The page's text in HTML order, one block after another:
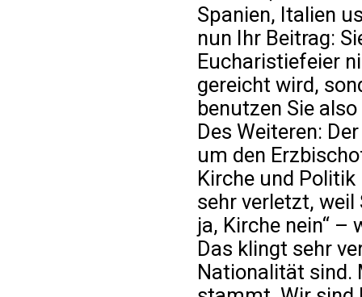
Spanien, Italien
nun Ihr Beitrag:
Eucharistiefeier
gereicht wird,
benutzen Sie
Des Weiteren:
um den
Kirche und
sehr verletzt, weil
ja, Kirche nein“ –
Das klingt sehr
Nationalität sind.